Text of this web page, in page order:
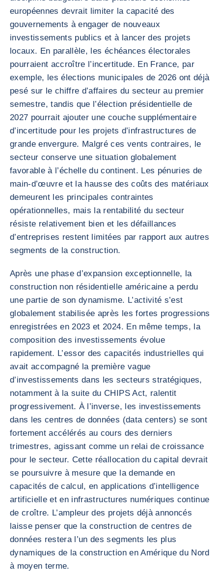
européennes devrait limiter la capacité des
gouvernements à engager de nouveaux
investissements publics et à lancer des projets
locaux. En parallèle, les échéances électorales
pourraient accroître l’incertitude. En France, par
exemple, les élections municipales de 2026 ont déjà
pesé sur le chiffre d’affaires du secteur au premier
semestre, tandis que l’élection présidentielle de
2027 pourrait ajouter une couche supplémentaire
d’incertitude pour les projets d’infrastructures de
grande envergure. Malgré ces vents contraires, le
secteur conserve une situation globalement
favorable à l’échelle du continent. Les pénuries de
main-d’œuvre et la hausse des coûts des matériaux
demeurent les principales contraintes
opérationnelles, mais la rentabilité du secteur
résiste relativement bien et les défaillances
d’entreprises restent limitées par rapport aux autres
segments de la construction.
Après une phase d’expansion exceptionnelle, la
construction non résidentielle américaine a perdu
une partie de son dynamisme. L’activité s’est
globalement stabilisée après les fortes progressions
enregistrées en 2023 et 2024. En même temps, la
composition des investissements évolue
rapidement. L’essor des capacités industrielles qui
avait accompagné la première vague
d’investissements dans les secteurs stratégiques,
notamment à la suite du CHIPS Act, ralentit
progressivement. À l’inverse, les investissements
dans les centres de données (data centers) se sont
fortement accélérés au cours des derniers
trimestres, agissant comme un relai de croissance
pour le secteur. Cette réallocation du capital devrait
se poursuivre à mesure que la demande en
capacités de calcul, en applications d’intelligence
artificielle et en infrastructures numériques continue
de croître. L’ampleur des projets déjà annoncés
laisse penser que la construction de centres de
données restera l’un des segments les plus
dynamiques de la construction en Amérique du Nord
à moyen terme.